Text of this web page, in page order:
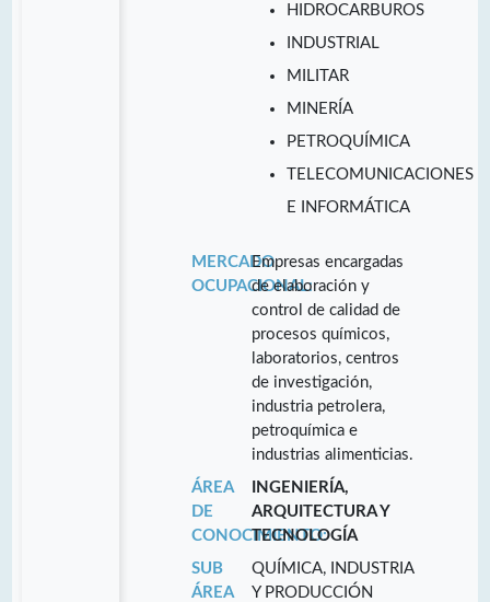
HIDROCARBUROS
INDUSTRIAL
MILITAR
MINERÍA
PETROQUÍMICA
TELECOMUNICACIONES
E INFORMÁTICA
MERCADO
OCUPACIONAL:
Empresas encargadas
de elaboración y
control de calidad de
procesos químicos,
laboratorios, centros
de investigación,
industria petrolera,
petroquímica e
industrias alimenticias.
ÁREA
DE
CONOCIMIENTO:
INGENIERÍA,
ARQUITECTURA Y
TECNOLOGÍA
SUB
ÁREA
QUÍMICA, INDUSTRIA
Y PRODUCCIÓN